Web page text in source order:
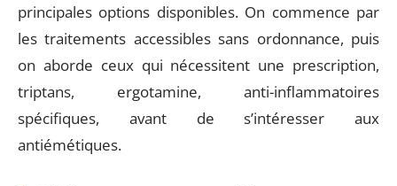
principales options disponibles. On commence par
les traitements accessibles sans ordonnance, puis
on aborde ceux qui nécessitent une prescription,
triptans, ergotamine, anti-inflammatoires
spécifiques, avant de s’intéresser aux
antiémétiques.